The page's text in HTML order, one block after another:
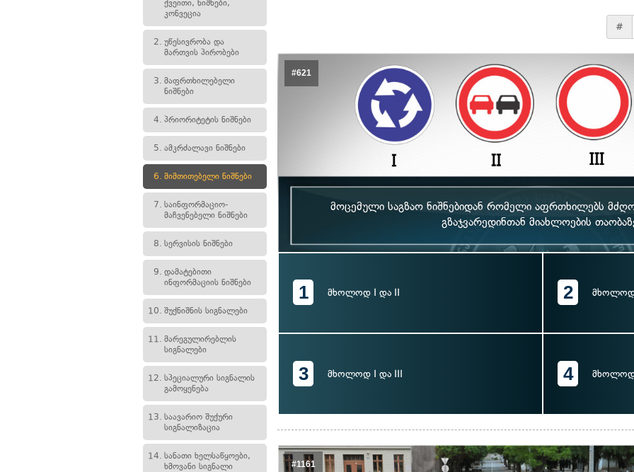
ქვეითი, ნიშნები,
კონვეცია
2. უწესივრობა და
მართვის პირობები
3. მაფრთხილებელი
ნიშნები
4. პრიორიტეტის ნიშნები
5. ამკრძალავი ნიშნები
6. მიმთითებელი ნიშნები
7. საინფორმაციო-
მაჩვენებელი ნიშნები
8. სერვისის ნიშნები
9. დამატებითი
ინფორმაციის ნიშნები
10. შუქნიშნის სიგნალები
11. მარეგულირებლის
სიგნალები
12. სპეციალური სიგნალის
გამოყენება
13. საავარიო შუქური
სიგნალიზაცია
14. სანათი ხელსაწყოები,
ხმოვანი სიგნალი
#
#621
მოცემული საგზაო ნიშნებიდან რომელი აფრთხილებს
გზაჯვარედინთან მიახლოების
1 მხოლოდ I და II 2
3 მხოლოდ I და III 4
#1161